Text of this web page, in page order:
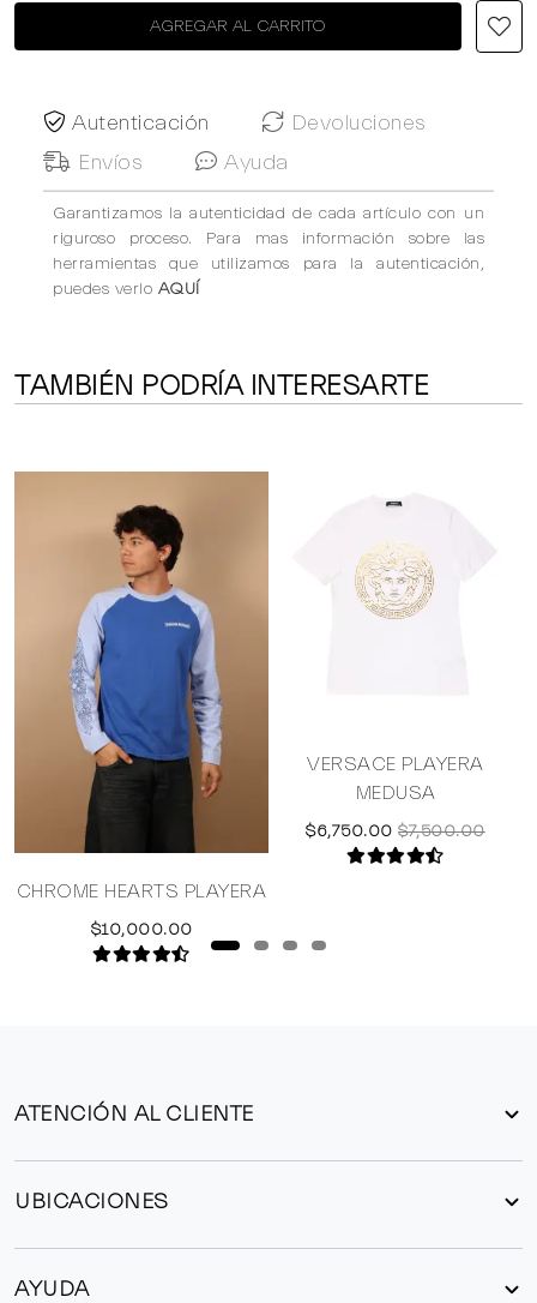
AGREGAR AL CARRITO
Autenticación
Devoluciones
Envíos
Ayuda
Garantizamos la autenticidad de cada artículo con un
riguroso proceso. Para mas información sobre las
herramientas que utilizamos para la autenticación,
puedes verlo AQUÍ
TAMBIÉN PODRÍA INTERESARTE
CHROME HEARTS PLAYERA
$10,000.00
VERSACE PLAYERA
MEDUSA
$6,750.00 $7,500.00
ATENCIÓN AL CLIENTE
UBICACIONES
AYUDA